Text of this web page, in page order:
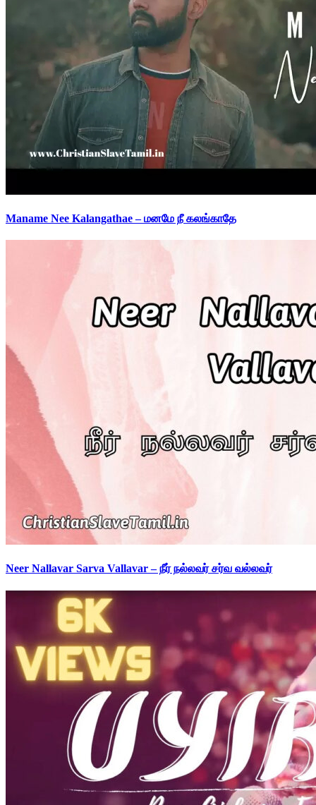
Maname Nee Kalangathae – மனமே நீ கலங்காதே
Neer Nallavar Sarva Vallavar – நீர் நல்லவர் சர்வ வல்லவர்